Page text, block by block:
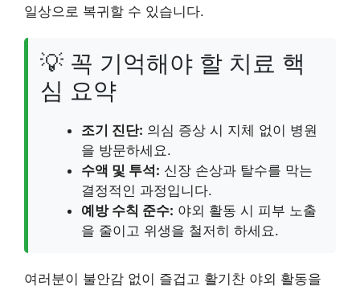
일상으로 복귀할 수 있습니다.
💡 꼭 기억해야 할 치료 핵
심 요약
조기 진단: 의심 증상 시 지체 없이 병원
을 방문하세요.
수액 및 투석: 신장 손상과 탈수를 막는
결정적인 과정입니다.
예방 수칙 준수: 야외 활동 시 피부 노출
을 줄이고 위생을 철저히 하세요.
여러분이 불안감 없이 즐겁고 활기찬 야외 활동을